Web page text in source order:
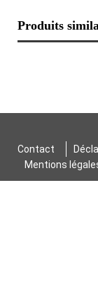
Produits
Contact
Mentions